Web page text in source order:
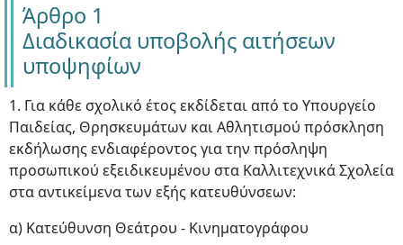
Άρθρο 1
Διαδικασία υποβολής αιτήσεων
υποψηφίων
1. Για κάθε σχολικό έτος εκδίδεται από το Υπουργείο
Παιδείας, Θρησκευμάτων και Αθλητισμού πρόσκληση
εκδήλωσης ενδιαφέροντος για την πρόσληψη
προσωπικού εξειδικευμένου στα Καλλιτεχνικά Σχολεία
στα αντικείμενα των εξής κατευθύνσεων:
α) Κατεύθυνση Θεάτρου - Κινηματογράφου